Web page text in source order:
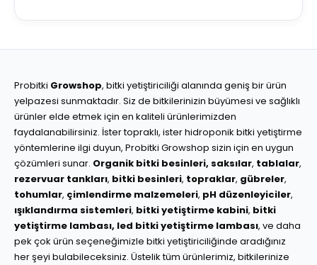
Probitki Growshop, bitki yetiştiriciliği alanında geniş bir ürün
yelpazesi sunmaktadır. Siz de bitkilerinizin büyümesi ve sağlıklı
ürünler elde etmek için en kaliteli ürünlerimizden
faydalanabilirsiniz. İster topraklı, ister hidroponik bitki yetiştirme
yöntemlerine ilgi duyun, Probitki Growshop sizin için en uygun
çözümleri sunar. Organik bitki besinleri, saksılar, tablalar,
rezervuar tankları, bitki besinleri, topraklar, gübreler,
tohumlar, çimlendirme malzemeleri, pH düzenleyiciler,
ışıklandırma sistemleri, bitki yetiştirme kabini, bitki
yetiştirme lambası, led bitki yetiştirme lambası, ve daha
pek çok ürün seçeneğimizle bitki yetiştiriciliğinde aradığınız
her şeyi bulabileceksiniz. Üstelik tüm ürünlerimiz, bitkilerinize